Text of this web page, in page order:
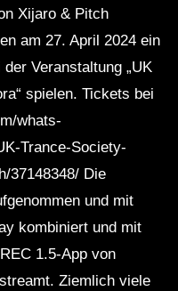
Xijaro & Pitch
am 27. April 2024 ein
Veranstaltung „UK
spielen. Tickets bei
whats-
Trance-Society-
37148348/ Die
und mit
kombiniert und mit
1.5-App von
Ziemlich viele